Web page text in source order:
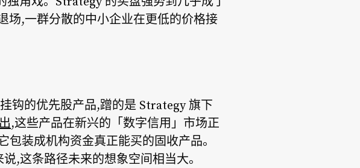
,一群分散的中小企业在更低的价格接
钩的优先股产品,蹭的是 Strategy 旗下
,这些产品在新兴的「数字信用」市场正
装成机构资金真正能买的固收产品。
,这条路径未来的想象空间相当大。